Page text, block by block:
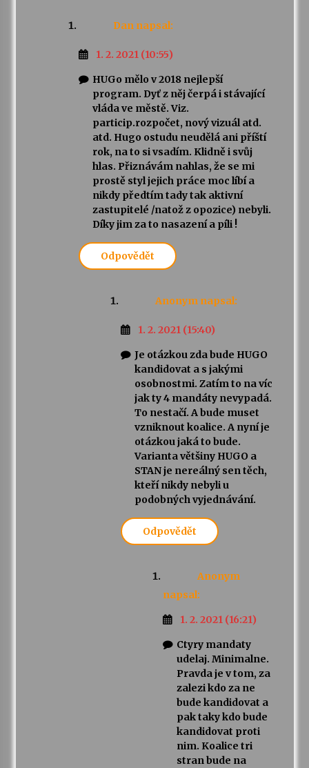
Dan napsal:
1. 2. 2021 (10:55)
HUGo mělo v 2018 nejlepší
program. Dyť z něj čerpá i stávající
vláda ve městě. Viz.
particip.rozpočet, nový vizuál atd.
atd. Hugo ostudu neudělá ani příští
rok, na to si vsadím. Klidně i svůj
hlas. Přiznávám nahlas, že se mi
prostě styl jejich práce moc líbí a
nikdy předtím tady tak aktivní
zastupitelé /natož z opozice) nebyli.
Díky jim za to nasazení a píli !
Odpovědět
Anonym napsal:
1. 2. 2021 (15:40)
Je otázkou zda bude HUGO
kandidovat a s jakými
osobnostmi. Zatím to na víc
jak ty 4 mandáty nevypadá.
To nestačí. A bude muset
vzniknout koalice. A nyní je
otázkou jaká to bude.
Varianta většiny HUGO a
STAN je nereálný sen těch,
kteří nikdy nebyli u
podobných vyjednávání.
Odpovědět
Anonym
napsal:
1. 2. 2021 (16:21)
Ctyry mandaty
udelaj. Minimalne.
Pravda je v tom, za
zalezi kdo za ne
bude kandidovat a
pak taky kdo bude
kandidovat proti
nim. Koalice tri
stran bude na